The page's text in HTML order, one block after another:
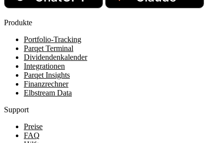
Produkte
Portfolio-Tracking
Parqet Terminal
Dividendenkalender
Integrationen
Parqet Insights
Finanzrechner
Elbstream Data
Support
Preise
FAQ